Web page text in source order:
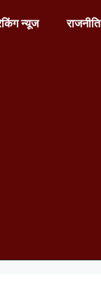
न्यूज राजनीति